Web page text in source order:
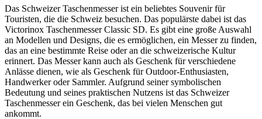
Das Schweizer Taschenmesser ist ein beliebtes Souvenir für
Touristen, die die Schweiz besuchen. Das populärste dabei ist das
Victorinox Taschenmesser Classic SD. Es gibt eine große Auswahl
an Modellen und Designs, die es ermöglichen, ein Messer zu finden,
das an eine bestimmte Reise oder an die schweizerische Kultur
erinnert. Das Messer kann auch als Geschenk für verschiedene
Anlässe dienen, wie als Geschenk für Outdoor-Enthusiasten,
Handwerker oder Sammler. Aufgrund seiner symbolischen
Bedeutung und seines praktischen Nutzens ist das Schweizer
Taschenmesser ein Geschenk, das bei vielen Menschen gut
ankommt.